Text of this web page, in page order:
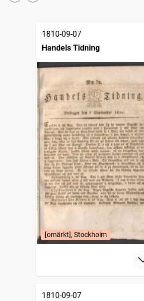
1810-09-07
Handels Tidning
[omärkt], Stockholm
1810-09-07